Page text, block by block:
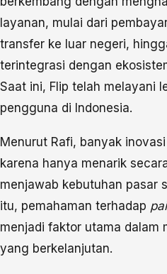
layanan, mulai dari
transfer ke luar negeri,
terintegrasi dengan
Saat ini, Flip telah melayani
pengguna di Indonesia.
Menurut Rafi, banyak
karena hanya menarik
menjawab kebutuhan pasar
itu, pemahaman terhadap
menjadi faktor utama dalam
yang berkelanjutan.